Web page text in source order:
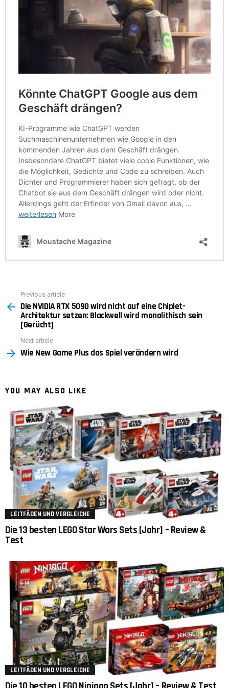
more
Previous article
Die NVIDIA RTX 5090 wird nicht auf eine Chiplet-
Architektur setzen: Blackwell wird monolithisch sein
[Gerücht]
Next article
Wie New Game Plus das Spiel verändern wird
YOU MAY ALSO LIKE
LEITFÄDEN UND VERGLEICHE
Die 13 besten LEGO Star Wars Sets [Jahr] – Review &
Test
LEITFÄDEN UND VERGLEICHE